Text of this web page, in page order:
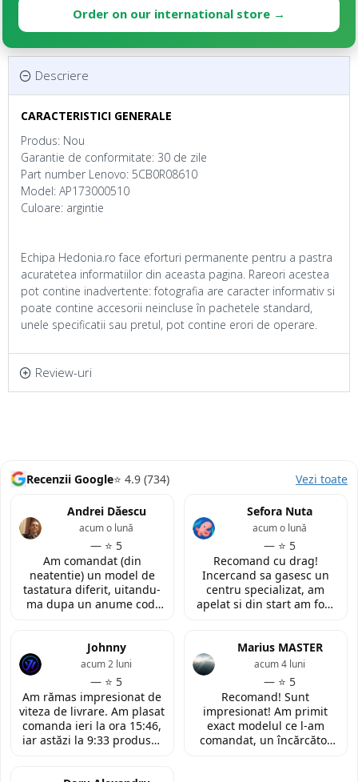
Order on our international store →
Descriere
CARACTERISTICI GENERALE
Produs: Nou
Garantie de conformitate: 30 de zile
Part number Lenovo: 5CB0R08610
Model: AP173000510
Culoare: argintie
Echipa Hedonia.ro face eforturi permanente pentru a pastra
acuratetea informatiilor din aceasta pagina. Rareori acestea
pot contine inadvertente: fotografia are caracter informativ si
poate contine accesorii neincluse în pachetele standard,
unele specificatii sau pretul, pot contine erori de operare.
Review-uri
Recenzii Google⭐ 4.9 (734) Vezi toate
Andrei Dăescu
— ⭐ 5
acum o lună
Am comandat (din
neatentie) un model de
tastatura diferit, uitandu-
ma dupa un anume cod.
contactat in urma cererii
de retur si mi-au oferit
modelul potrivit de
tastatura pentru repararea
laptopului. Nu am ce
reprosa! Serviciu prompt si
de incredere!
Sefora Nuta
— ⭐ 5
acum o lună
Recomand cu drag!
Incercand sa gasesc un
centru specializat, am
apelat si din start am fost
fata locului, am fost placut
impresionata de
amabilitatea si priceperea
personalului. Multumesc
tare mult pentru ajutorul
oferit!
Johnny
— ⭐ 5
acum 2 luni
Am rămas impresionat de
viteza de livrare. Am plasat
comanda ieri la ora 15:46,
iar astăzi la 9:33 produsul
Marius MASTER
— ⭐ 5
acum 4 luni
Recomand! Sunt
impresionat! Am primit
exact modelul ce l-am
comandat, un încărcător